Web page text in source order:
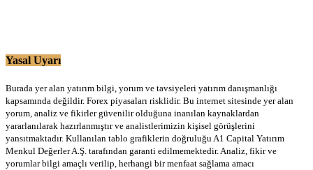
Yasal Uyarı
Burada yer alan yatırım bilgi, yorum ve tavsiyeleri yatırım danışmanlığı
kapsamında değildir. Forex piyasaları risklidir. Bu internet sitesinde yer alan
yorum, analiz ve fikirler güvenilir olduğuna inanılan kaynaklardan
yararlanılarak hazırlanmıştır ve analistlerimizin kişisel görüşlerini
yansıtmaktadır. Kullanılan tablo grafiklerin doğruluğu A1 Capital Yatırım
Menkul Değerler A.Ş. tarafından garanti edilmemektedir. Analiz, fikir ve
yorumlar bilgi amaçlı verilip, herhangi bir menfaat sağlama amacı